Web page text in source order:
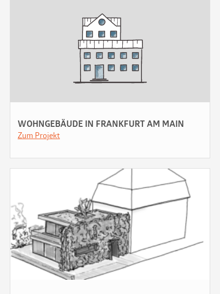
WOHNGEBÄUDE IN FRANKFURT AM MAIN
Zum Projekt